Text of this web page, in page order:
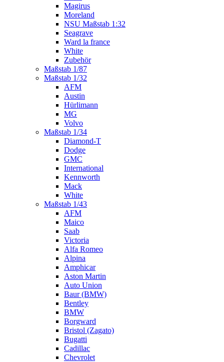
Magirus
Moreland
NSU Maßstab 1:32
Seagrave
Ward la france
White
Zubehör
Maßstab 1/87
Maßstab 1/32
AFM
Austin
Hürlimann
MG
Volvo
Maßstab 1/34
Diamond-T
Dodge
GMC
International
Kennworth
Mack
White
Maßstab 1/43
AFM
Maico
Saab
Victoria
Alfa Romeo
Alpina
Amphicar
Aston Martin
Auto Union
Baur (BMW)
Bentley
BMW
Borgward
Bristol (Zagato)
Bugatti
Cadillac
Chevrolet